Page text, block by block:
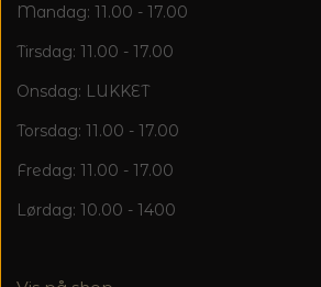
Mandag: 11.00 - 17.00
Tirsdag: 11.00 - 17.00
Onsdag: LUKKET
Torsdag: 11.00 - 17.00
Fredag: 11.00 - 17.00
Lørdag: 10.00 - 1400